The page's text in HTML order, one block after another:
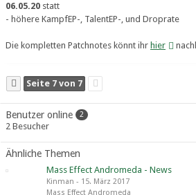
06.05.20 statt
- höhere KampfEP-, TalentEP-, und Droprate
Die kompletten Patchnotes könnt ihr hier
Seite 7 von 7
Benutzer online 2
2 Besucher
Ähnliche Themen
Mass Effect Andromeda - News
Kinman - 15. März 2017
Mass Effect Andromeda